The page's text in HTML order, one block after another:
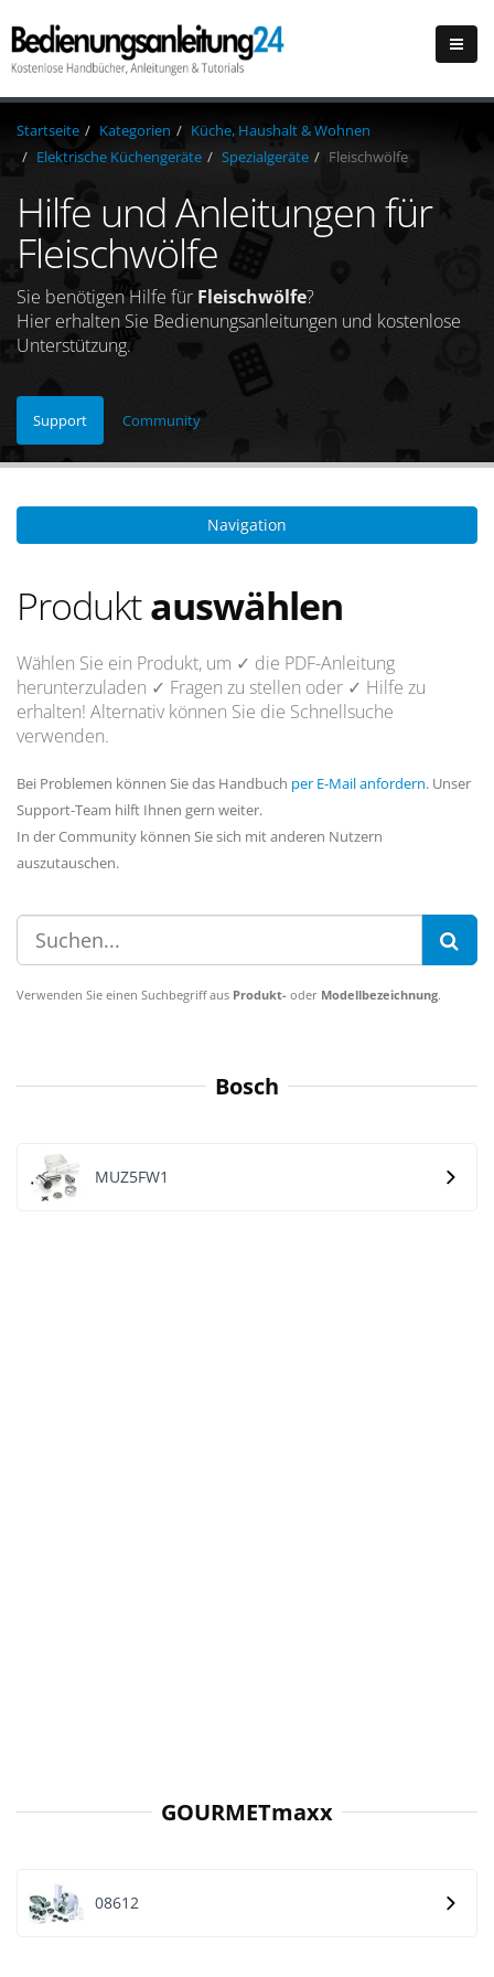
Startseite Kategorien
Küche, Haushalt & Wohnen
Elektrische Küchengeräte
Spezialgeräte Fleischwölfe
Hilfe und Anleitungen für
Fleischwölfe
Sie benötigen Hilfe für Fleischwölfe?
Hier erhalten Sie Bedienungsanleitungen und kostenlose
Unterstützung.
Support Community
Navigation
Produktauswählen
Wählen Sie ein Produkt, um ✓ die PDF-Anleitung
herunterzuladen ✓ Fragen zu stellen oder ✓ Hilfe zu
erhalten! Alternativ können Sie die Schnellsuche
verwenden.
Bei Problemen können Sie das Handbuch per E-Mail anfordern. Unser
Support-Team hilft Ihnen gern weiter.
In der Community können Sie sich mit anderen Nutzern
auszutauschen.
Verwenden Sie einen Suchbegriff aus Produkt- oder Modellbezeichnung.
Bosch
MUZ5FW1
GOURMETmaxx
08612